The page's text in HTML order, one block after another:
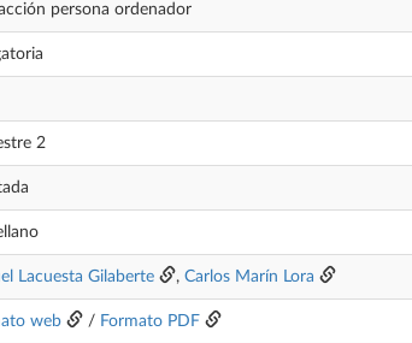
persona ordenador
2
Lacuesta Gilaberte , Carlos Marín Lora
web / Formato PDF